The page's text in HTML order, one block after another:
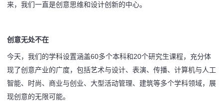
来，我们一直是创意思维和设计创新的中心。
创意无处不在
今天，我们的学科设置涵盖60多个本科和20个研究生课程，充分体
现了创意产业的广度，包括艺术与设计、表演、传播、计算机与人工
智能、时尚、商业与创业、大型活动管理、建筑等多个学科领域，展
现创意的无限可能。